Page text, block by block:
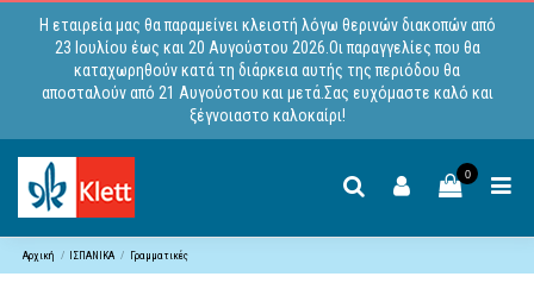
Η εταιρεία μας θα παραμείνει κλειστή λόγω θερινών διακοπών από
23 Ιουλίου έως και 20 Αυγούστου 2026.Οι παραγγελίες που θα
καταχωρηθούν κατά τη διάρκεια αυτής της περιόδου θα
αποσταλούν από 21 Αυγούστου και μετά.Σας ευχόμαστε καλό και
ξέγνοιαστο καλοκαίρι!
0
Αρχική ΙΣΠΑΝΙΚΑ Γραμματικές